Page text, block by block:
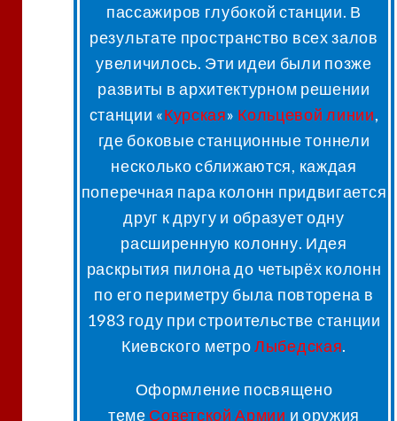
пассажиров глубокой станции. В
результате пространство всех залов
увеличилось. Эти идеи были позже
развиты в архитектурном решении
станции «Курская» Кольцевой линии,
где боковые станционные тоннели
несколько сближаются, каждая
поперечная пара колонн придвигается
друг к другу и образует одну
расширенную колонну. Идея
раскрытия пилона до четырёх колонн
по его периметру была повторена в
1983 году при строительстве станции
Киевского метроЛыбедская.
Оформление посвящено
теме Советской Армии и оружия